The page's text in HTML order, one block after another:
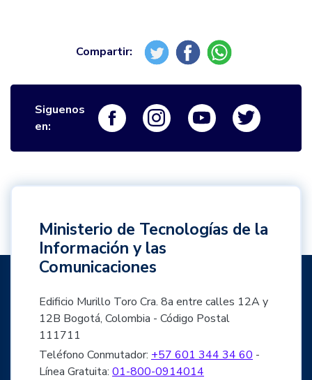
Siguenos
en:
Logo FacebookLogo InstagramLogo Youtube
Ministerio de Tecnologías de la
Información y las
Comunicaciones
Edificio Murillo Toro Cra. 8a entre calles 12A y
12B Bogotá, Colombia - Código Postal
111711
Teléfono Conmutador: +57 601 344 34 60 -
Línea Gratuita: 01-800-0914014